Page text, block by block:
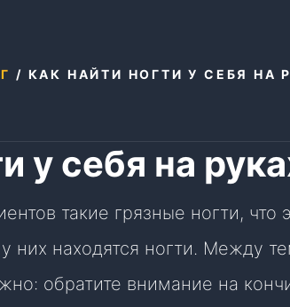
/ КАК НАЙТИ НОГТИ У СЕБЯ НА
у себя на
такие грязные ногти,
них находятся ногти. Между
обратите внимание на